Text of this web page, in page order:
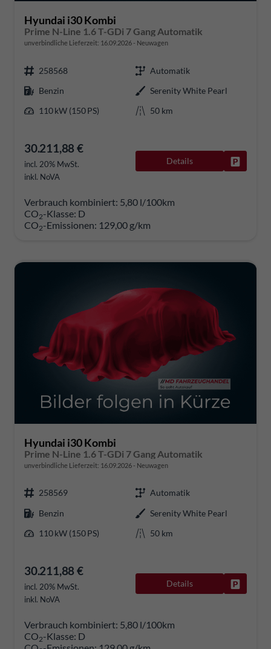
Hyundai i30 Kombi
Prime N-Line 1.6 T-GDi 7 Gang Automatik
unverbindliche Lieferzeit: 16.09.2026 Neuwagen
258568
Automatik
Benzin
Serenity White Pearl
110 kW (150 PS)
50 km
30.211,88 €
incl. 20% MwSt.
inkl. NoVA
Details
Verbrauch kombiniert: 5,80 l/100km
CO2-Klasse: D
CO2-Emissionen: 129,00 g/km
Hyundai i30 Kombi
Prime N-Line 1.6 T-GDi 7 Gang Automatik
unverbindliche Lieferzeit: 16.09.2026 Neuwagen
258569
Automatik
Benzin
Serenity White Pearl
110 kW (150 PS)
50 km
30.211,88 €
incl. 20% MwSt.
inkl. NoVA
Details
Verbrauch kombiniert: 5,80 l/100km
CO2-Klasse: D